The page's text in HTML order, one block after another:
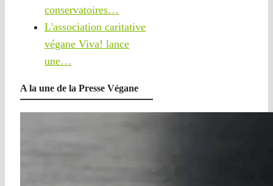
conservatoires…
L'association caritative
végane Viva! lance
une…
A la une de la Presse Végane